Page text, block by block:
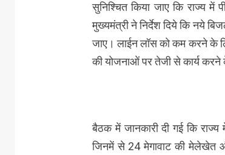
सुनिश्चित किया जाए कि राज्य
मुख्यमंत्री ने निर्देश दिये कि नये
जाए। लाईन लॉस को कम करने के
की योजनाओं पर तेजी से कार्य करने
बैठक में जानकारी दी गई कि
जिनमें से 24 मेगावाट की मेलेखेत